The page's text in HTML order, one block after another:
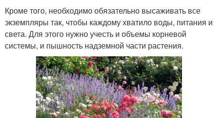
Кроме того, необходимо обязательно высаживать все
экземпляры так, чтобы каждому хватило воды, питания и
света. Для этого нужно учесть и объемы корневой
системы, и пышность надземной части растения.